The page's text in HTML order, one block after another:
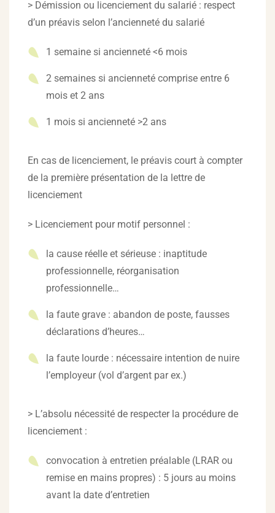
> Démission ou licenciement du salarié : respect
d’un préavis selon l’ancienneté du salarié
1 semaine si ancienneté <6 mois
2 semaines si ancienneté comprise entre 6
mois et 2 ans
1 mois si ancienneté >2 ans
En cas de licenciement, le préavis court à compter
de la première présentation de la lettre de
licenciement
> Licenciement pour motif personnel :
la cause réelle et sérieuse : inaptitude
professionnelle, réorganisation
professionnelle…
la faute grave : abandon de poste, fausses
déclarations d’heures…
la faute lourde : nécessaire intention de nuire
l’employeur (vol d’argent par ex.)
> L’absolu nécessité de respecter la procédure de
licenciement :
convocation à entretien préalable (LRAR ou
remise en mains propres) : 5 jours au moins
avant la date d’entretien